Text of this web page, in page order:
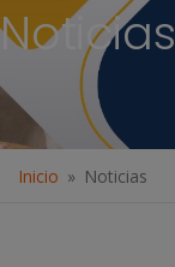
Noticias
Inicio Noticias